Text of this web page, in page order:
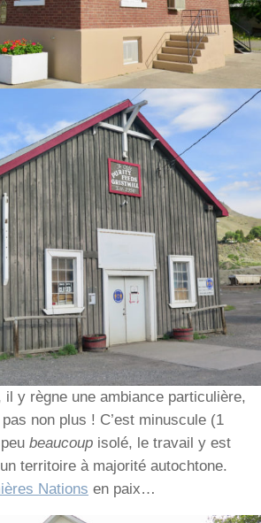
il y règne une ambiance particulière,
non plus ! C’est minuscule (1
beaucoup isolé, le travail y est
territoire à majorité autochtone.
Nations en paix…